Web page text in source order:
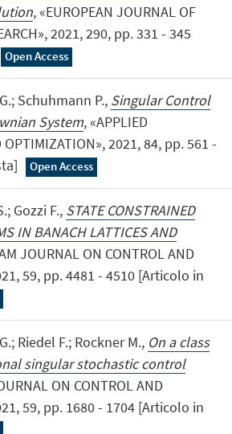
, «EUROPEAN JOURNAL OF
2021, 290, pp. 331 - 345
Open Access
Schuhmann P., Singular Control
System, «APPLIED
OPTIMIZATION», 2021, 84, pp. 561 -
Open Access
Gozzi F., STATE CONSTRAINED
IN BANACH LATTICES AND
JOURNAL ON CONTROL AND
59, pp. 4481 - 4510 [Articolo in
Riedel F.; Rockner M., On a class
singular stochastic control
ON CONTROL AND
59, pp. 1680 - 1704 [Articolo in